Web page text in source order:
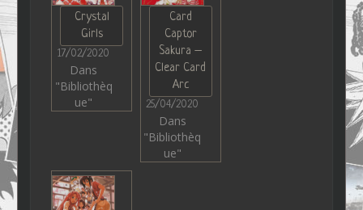
Crystal
Girls
17/02/2020
Dans
"Bibliothèq
ue"
Card
Captor
Sakura –
Clear Card
Arc
25/04/2020
Dans
"Bibliothèq
ue"